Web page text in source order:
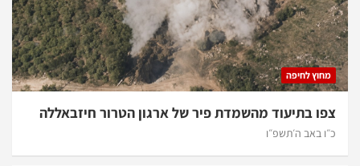
מחוץ לחיפה
צפו בתיעוד מהשמדת פיר של ארגון הטרור חיזבאללה
כ״ו באב ה׳תשפ״ו